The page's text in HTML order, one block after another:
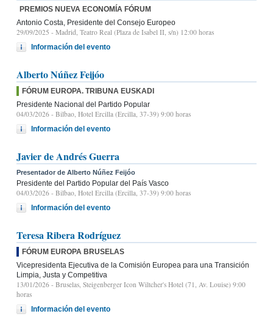
PREMIOS NUEVA ECONOMÍA FÓRUM
Antonio Costa, Presidente del Consejo Europeo
29/09/2025 - Madrid, Teatro Real (Plaza de Isabel II, s/n) 12:00 horas
Información del evento
Alberto Núñez Feijóo
FÓRUM EUROPA. TRIBUNA EUSKADI
Presidente Nacional del Partido Popular
04/03/2026 - Bilbao, Hotel Ercilla (Ercilla, 37-39) 9:00 horas
Información del evento
Javier de Andrés Guerra
Presentador de Alberto Núñez Feijóo
Presidente del Partido Popular del País Vasco
04/03/2026 - Bilbao, Hotel Ercilla (Ercilla, 37-39) 9:00 horas
Información del evento
Teresa Ribera Rodríguez
FÓRUM EUROPA BRUSELAS
Vicepresidenta Ejecutiva de la Comisión Europea para una Transición
Limpia, Justa y Competitiva
13/01/2026 - Bruselas, Steigenberger Icon Wiltcher's Hotel (71, Av. Louise) 9:00
horas
Información del evento